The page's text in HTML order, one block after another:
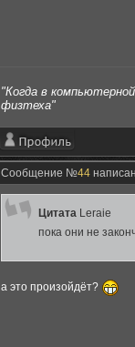
"Когда в
физтеха"
Сообщение №44
Цитата Leraie
пока они не
а это произойдёт?